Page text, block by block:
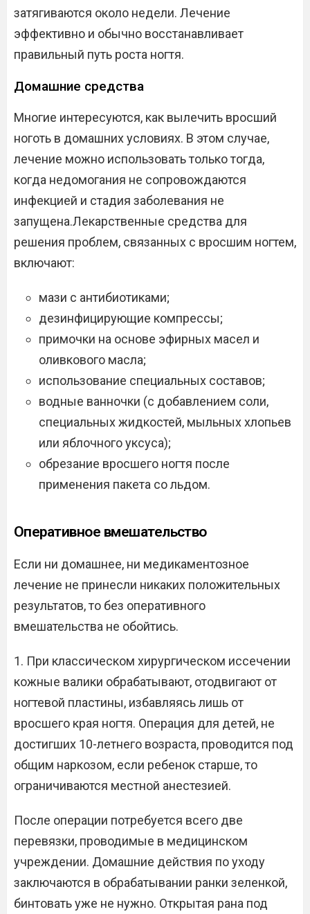
затягиваются около недели. Лечение
эффективно и обычно восстанавливает
правильный путь роста ногтя.
Домашние средства
Многие интересуются, как вылечить вросший
ноготь в домашних условиях. В этом случае,
лечение можно использовать только тогда,
когда недомогания не сопровождаются
инфекцией и стадия заболевания не
запущена.Лекарственные средства для
решения проблем, связанных с вросшим ногтем,
включают:
мази с антибиотиками;
дезинфицирующие компрессы;
примочки на основе эфирных масел и
оливкового масла;
использование специальных составов;
водные ванночки (с добавлением соли,
специальных жидкостей, мыльных хлопьев
или яблочного уксуса);
обрезание вросшего ногтя после
применения пакета со льдом.
Оперативное вмешательство
Если ни домашнее, ни медикаментозное
лечение не принесли никаких положительных
результатов, то без оперативного
вмешательства не обойтись.
1. При классическом хирургическом иссечении
кожные валики обрабатывают, отодвигают от
ногтевой пластины, избавляясь лишь от
вросшего края ногтя. Операция для детей, не
достигших 10-летнего возраста, проводится под
общим наркозом, если ребенок старше, то
ограничиваются местной анестезией.
После операции потребуется всего две
перевязки, проводимые в медицинском
учреждении. Домашние действия по уходу
заключаются в обрабатывании ранки зеленкой,
бинтовать уже не нужно. Открытая рана под